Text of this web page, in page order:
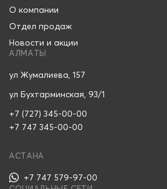
О компании
Отдел продаж
Новости и акции
АЛМАТЫ
ул Жумалиева, 157
ул Бухтарминская, 93/1
+7 (727) 345-00-00
+7 747 345-00-00
АСТАНА
+7 747 579-97-00